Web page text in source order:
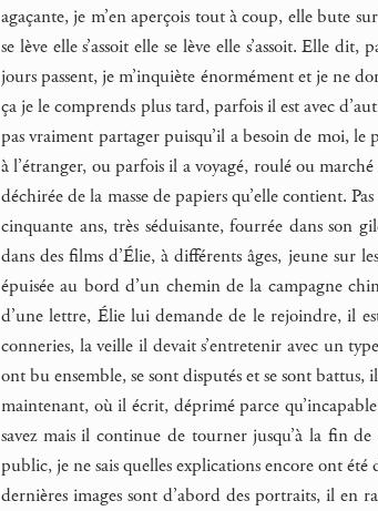
agaçante, je m’en aperçois tout à coup, elle bute
se lève elle s’assoit elle se lève elle s’assoit. Elle
jours passent, je m’inquiète énormément et je ne
ça je le comprends plus tard, parfois il est avec
pas vraiment partager puisqu’il a besoin de moi,
à l’étranger, ou parfois il a voyagé, roulé ou
déchirée de la masse de papiers qu’elle contient.
cinquante ans, très séduisante, fourrée dans son
dans des films d’Élie, à différents âges, jeune sur
épuisée au bord d’un chemin de la campagne
d’une lettre, Élie lui demande de le rejoindre, il
conneries, la veille il devait s’entretenir avec un
ont bu ensemble, se sont disputés et se sont
maintenant, où il écrit, déprimé parce qu’incapable
savez mais il continue de tourner jusqu’à la fin
public, je ne sais quelles explications encore ont été
dernières images sont d’abord des portraits, il en